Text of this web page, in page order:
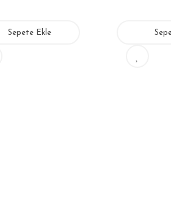
Sepete Ekle